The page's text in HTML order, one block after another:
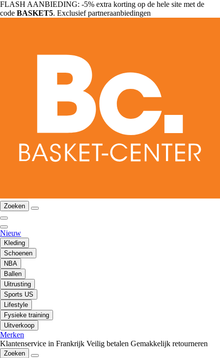
FLASH AANBIEDING: -5% extra korting op de hele site met de
code BASKET5. Exclusief partneraanbiedingen
Zoeken
Nieuw
Kleding
Schoenen
NBA
Ballen
Uitrusting
Sports US
Lifestyle
Fysieke training
Uitverkoop
Merken
Klantenservice in Frankrijk Veilig betalen Gemakkelijk retourneren
Zoeken